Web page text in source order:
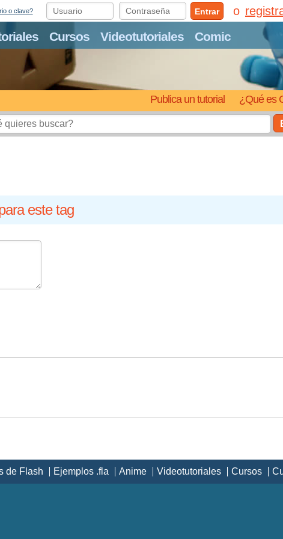
Cursos Videotutoriales Comic
Publica un tutorial ¿Qué es
o clave? Entrar
este tag
de Flash Ejemplos .fla Anime Videotutoriales Cursos